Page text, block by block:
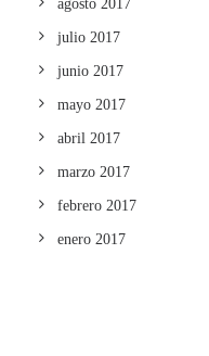
agosto 2017
julio 2017
junio 2017
mayo 2017
abril 2017
marzo 2017
febrero 2017
enero 2017